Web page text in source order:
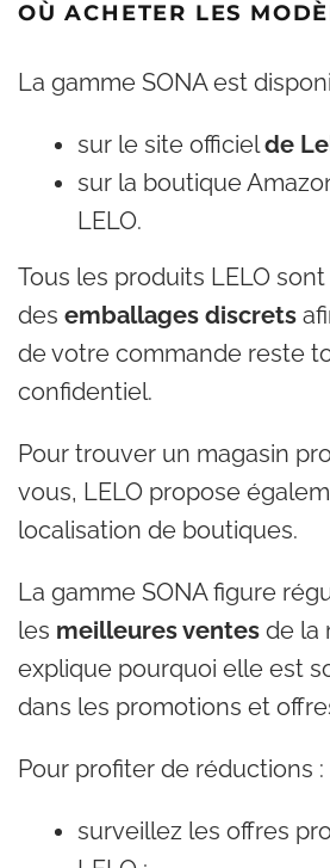
OÙ ACHETER LES
La gamme SONA est
sur le site officielde
sur la boutique
LELO.
Tous les produits LELO
des emballages discrets
de votre commande reste
confidentiel.
Pour trouver un magasin
vous, LELO propose
localisation de boutiques.
La gamme SONA figure
les meilleures ventes de la
explique pourquoi elle est
dans les promotions et
Pour profiter de réductions :
surveillez les offres